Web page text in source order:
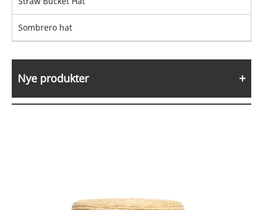
Sombrero hat
Nye produkter